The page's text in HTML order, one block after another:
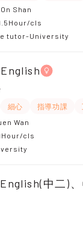
Shan
cls
tutor-University
細心 指導功課
Wan
cls
中二)